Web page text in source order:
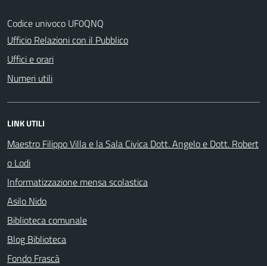
Codice univoco UF0QNQ
Ufficio Relazioni con il Pubblico
Uffici e orari
Numeri utili
LINK UTILI
Maestro Filippo Villa e la Sala Civica Dott. Angelo e Dott. Robert
o Lodi
Informatizzazione mensa scolastica
Asilo Nido
Biblioteca comunale
Blog Biblioteca
Fondo Frascà